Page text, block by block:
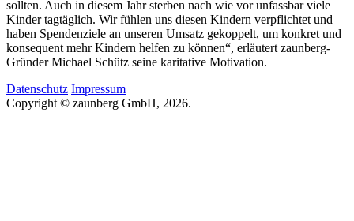
sollten. Auch in diesem Jahr sterben nach wie vor unfassbar viele
Kinder tagtäglich. Wir fühlen uns diesen Kindern verpflichtet und
haben Spendenziele an unseren Umsatz gekoppelt, um konkret und
konsequent mehr Kindern helfen zu können“, erläutert zaunberg-
Gründer Michael Schütz seine karitative Motivation.
Datenschutz Impressum
Copyright © zaunberg GmbH, 2026.